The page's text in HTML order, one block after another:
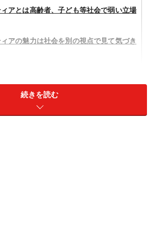
アとは高齢者、子ども等社会で弱い立場
アの魅力は社会を別の視点で見て気づき
活が出来る社会作りを目的とした活動
続きを読む